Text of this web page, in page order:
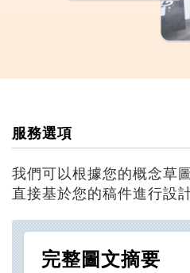
服務選項
我們可以根據您的概念草
直接基於您的稿件進行設計
完整圖文摘要